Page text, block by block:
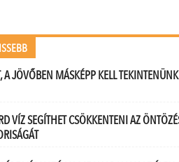
A JÖVŐBEN MÁSKÉPP KELL
VÍZ SEGÍTHET CSÖKKENTENI AZ